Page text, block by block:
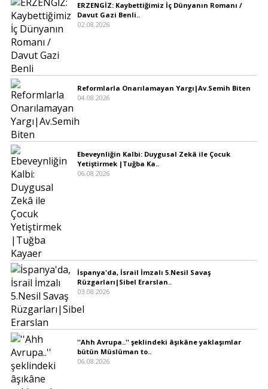
ERZENGİZ: Kaybettiğimiz İç Dünyanın Romanı /
Davut Gazi Benli..
02.08.2026
Reformlarla Onarılamayan Yargı|Av.Semih Biten
04.08.2026
Ebeveynliğin Kalbi: Duygusal Zekâ ile Çocuk
Yetiştirmek |Tuğba Ka..
06.08.2026
İspanya'da, İsrail İmzalı 5.Nesil Savaş
Rüzgarları|Sibel Erarslan..
03.08.2026
''Ahh Avrupa..'' şeklindeki âşıkâne yaklaşımlar
bütün Müslüman to..
06.08.2026